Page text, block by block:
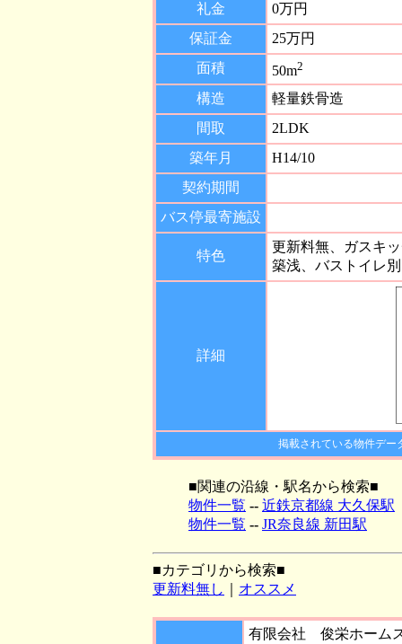
礼金
0万円
保証金
25万円
面積
50m2
構造
軽量鉄骨造
間取
2LDK
築年月
H14/10
契約期間
バス停最寄施設
特色
更新料無、ガスキ
築浅、バストイレ別
詳細
掲載されている物件デー
■関連の沿線・駅名から検索■
物件一覧 -- 近鉄京都線 大久保駅
物件一覧 -- JR奈良線 新田駅
■カテゴリから検索■
更新料無し
オススメ
有限会社 俊栄ホーム